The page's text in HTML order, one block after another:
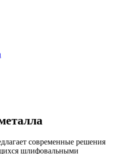
современные решения
шлифовальными